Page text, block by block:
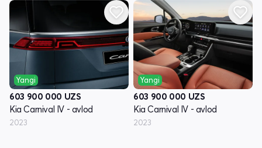
Yangi
603 900 000 UZS
Kia Carnival IV - avlod
2023
Yangi
603 900 000 UZS
Kia Carnival IV - avlod
2023